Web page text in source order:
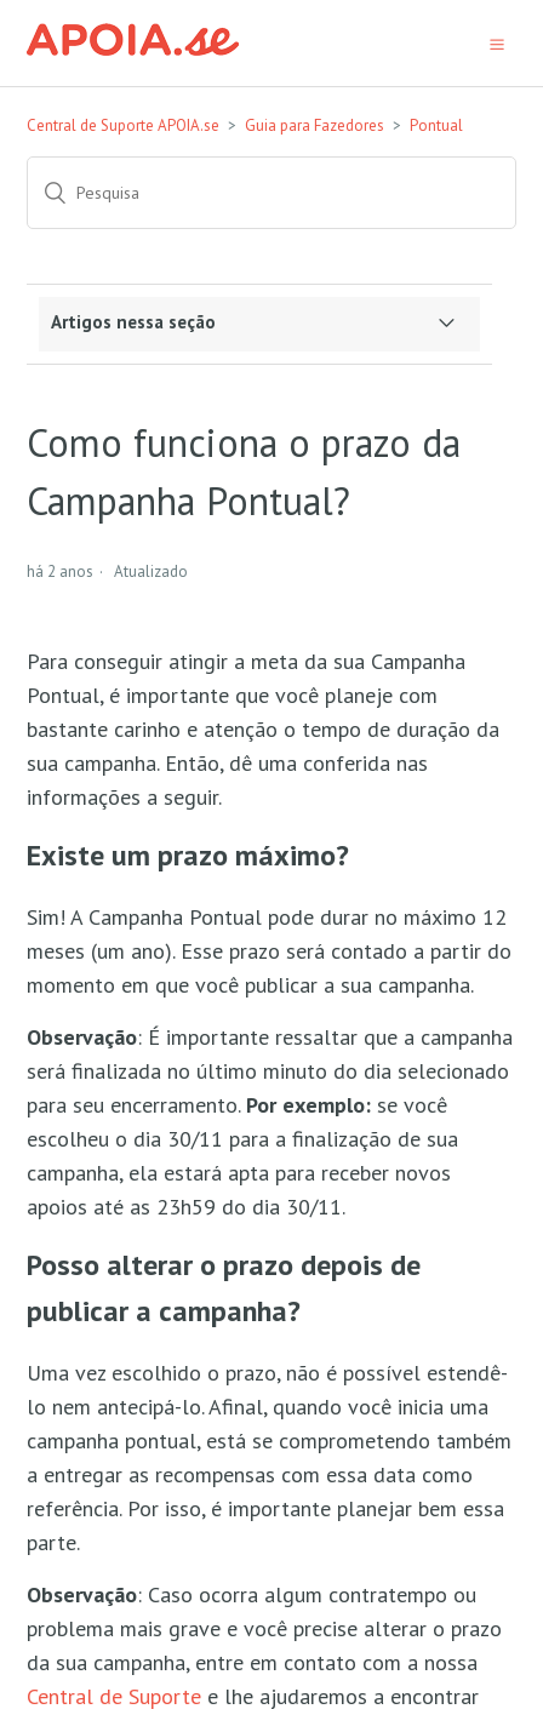
Central de Suporte APOIA.se Guia para Fazedores Pontual
Artigos nessa seção
Como funciona o prazo da Campanha Pontual?
Como funciona o prazo da
Campanha Pontual?
há 2 anos Atualizado
Para conseguir atingir a meta da sua Campanha
Pontual, é importante que você planeje com
bastante carinho e atenção o tempo de duração da
sua campanha. Então, dê uma conferida nas
informações a seguir.
Existe um prazo máximo?
Sim! A Campanha Pontual pode durar no máximo 12
meses (um ano). Esse prazo será contado a partir do
momento em que você publicar a sua campanha.
Observação: É importante ressaltar que a campanha
será finalizada no último minuto do dia selecionado
para seu encerramento. Por exemplo: se você
escolheu o dia 30/11 para a finalização de sua
campanha, ela estará apta para receber novos
apoios até as 23h59 do dia 30/11.
Posso alterar o prazo depois de
publicar a campanha?
Uma vez escolhido o prazo, não é possível estendê-
lo nem antecipá-lo. Afinal, quando você inicia uma
campanha pontual, está se comprometendo também
a entregar as recompensas com essa data como
referência. Por isso, é importante planejar bem essa
parte.
Observação: Caso ocorra algum contratempo ou
problema mais grave e você precise alterar o prazo
da sua campanha, entre em contato com a nossa
Central de Suporte e lhe ajudaremos a encontrar